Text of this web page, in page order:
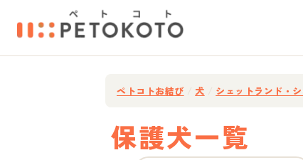
ペトコトお結び 犬 シェットランド・
保護犬一覧